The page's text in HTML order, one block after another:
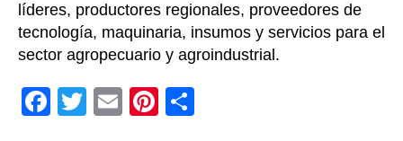
líderes, productores regionales, proveedores de
tecnología, maquinaria, insumos y servicios para el
sector agropecuario y agroindustrial.
F
T
E
Pi